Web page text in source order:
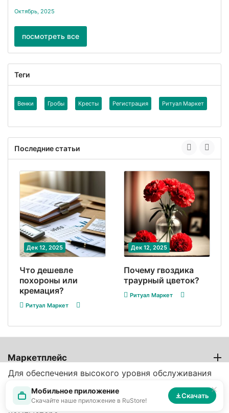
Октябрь, 2025
посмотреть все
Теги
Венки Гробы Кресты Регистрация Ритуал Маркет
Последние статьи
Дек 12, 2025
Что дешевле
похороны или
кремация?
Ритуал Маркет
Дек 12, 2025
Почему гвоздика
траурный цветок?
Ритуал Маркет
Маркетплейс
Мобильное приложение
Скачайте наше приложение в RuStore!
Скачать
Для обеспечения высокого уровня обслуживания
Продолжая его использование, вы соглашаетесь с
тем, что файлы cookie будут сохраняться на вашем